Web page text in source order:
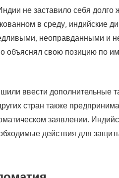
не заставило себя долго
в среду, индийские
неоправданными и
объяснял свою позицию по
ввести дополнительные
стран также
заявлении.
действия для